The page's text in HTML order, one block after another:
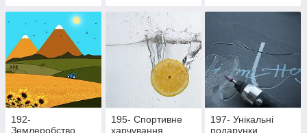
фурнітури
харчування
192-
Землеробство
195- Cпортивне
харчування
197- Унікальні
подарунки